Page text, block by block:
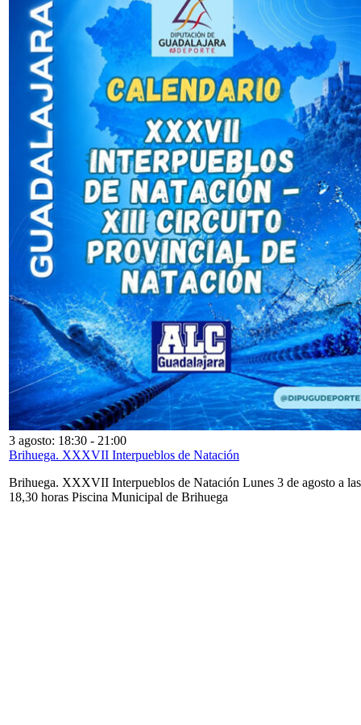
3 agosto: 18:30 - 21:00
Brihuega. XXXVII Interpueblos de Natación
Brihuega. XXXVII Interpueblos de Natación Lunes 3 de agosto a las
18,30 horas Piscina Municipal de Brihuega